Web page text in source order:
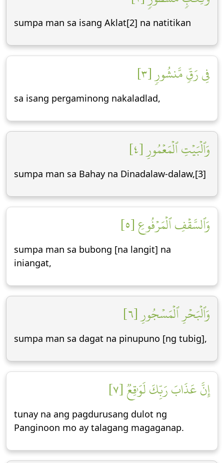
sumpa man sa isang Aklat[2] na natitikan
فِي رَقّٖ مَّنشُورٖ [٣]
sa isang pergaminong nakaladlad,
وَٱلۡبَيۡتِ ٱلۡمَعۡمُورِ [٤]
sumpa man sa Bahay na Dinadalaw-dalaw,[3]
وَٱلسَّقۡفِ ٱلۡمَرۡفُوعِ [٥]
sumpa man sa bubong [na langit] na
iniangat,
وَٱلۡبَحۡرِ ٱلۡمَسۡجُورِ [٦]
sumpa man sa dagat na pinupuno [ng tubig],
إِنَّ عَذَابَ رَبِّكَ لَوَٰقِعٞ [٧]
tunay na ang pagdurusang dulot ng
Panginoon mo ay talagang magaganap.